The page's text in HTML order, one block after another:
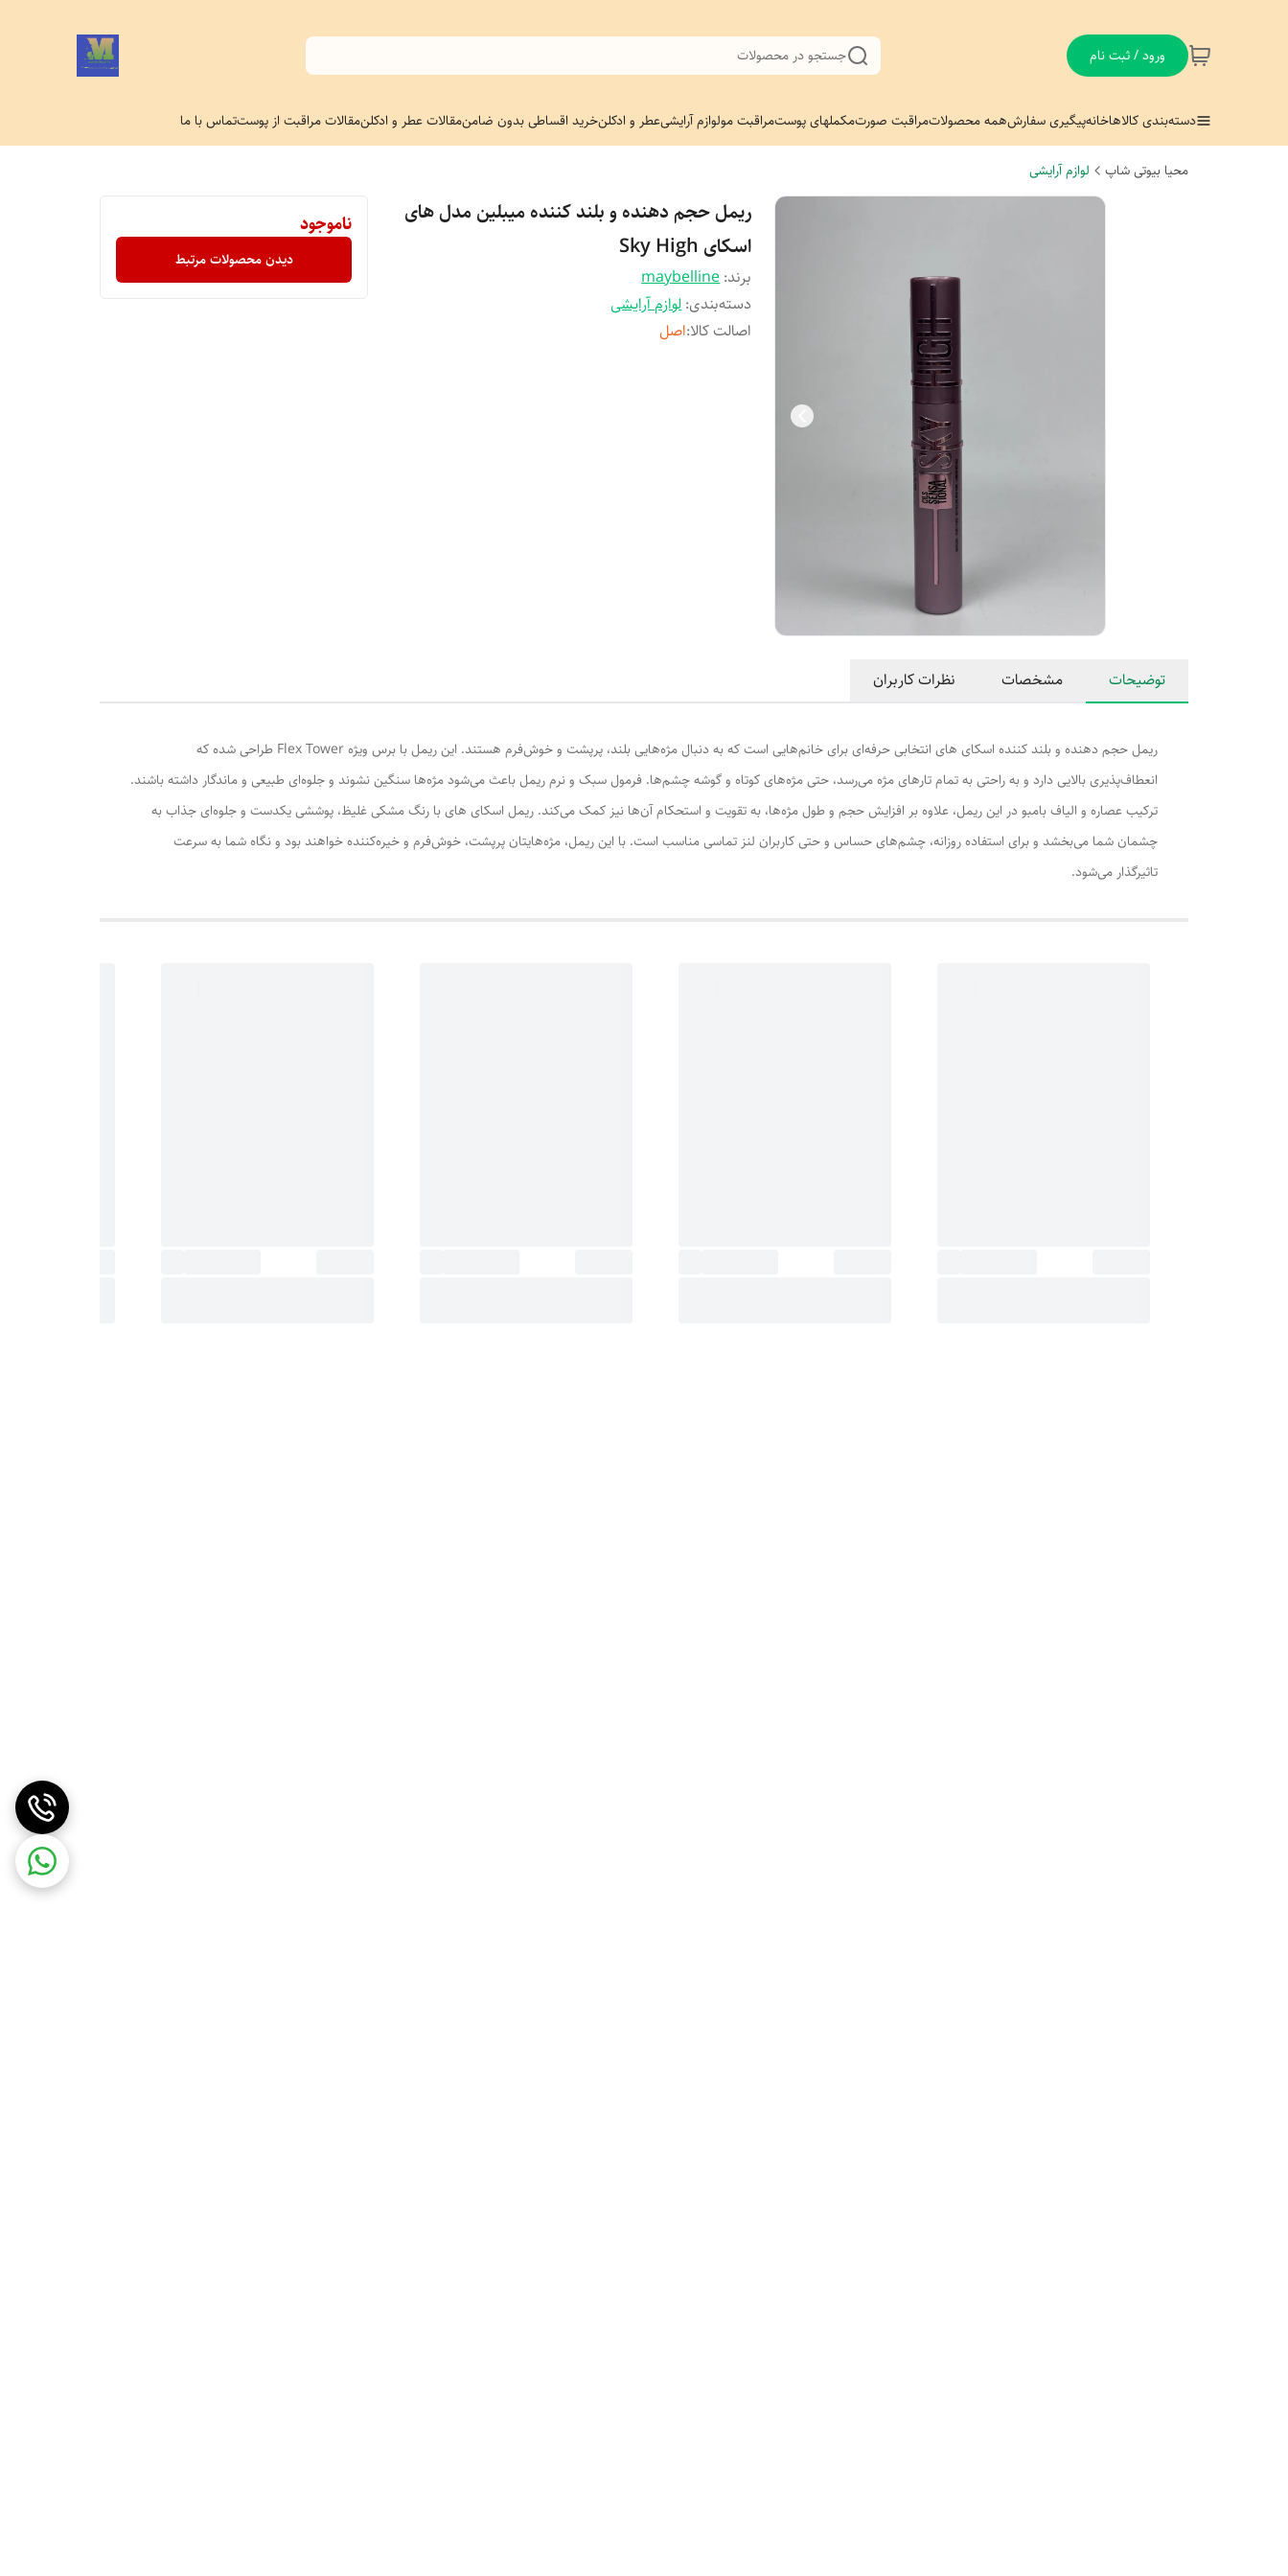
ورود / ثبت نام جستجو در محصولات
دسته‌بندی کالاهاخانهپیگیری سفارشهمه محصولاتمراقبت صورتمکملهای پوستمراقبت مولوازم آرایشیعطر و ادکلنخرید اقساطی بدون ضامنمقالات عطر و ادکلنمقالات مراقبت از پوستتماس با ما
محیا بیوتی شاپ لوازم آرایشی
ریمل حجم دهنده و بلند کننده میبلین مدل های
اسکای Sky High
برند:maybelline
دسته‌بندی:لوازم آرایشی
اصالت کالا:اصل
ناموجود
دیدن محصولات مرتبط
توضیحات مشخصات نظرات کاربران
ریمل حجم دهنده و بلند کننده اسکای های انتخابی حرفه‌ای برای خانم‌هایی است که به دنبال مژه‌هایی بلند، پرپشت و خوش‌فرم هستند. این ریمل با برس ویژه Flex Tower طراحی شده که
انعطاف‌پذیری بالایی دارد و به راحتی به تمام تارهای مژه می‌رسد، حتی مژه‌های کوتاه و گوشه چشم‌ها. فرمول سبک و نرم ریمل باعث می‌شود مژه‌ها سنگین نشوند و جلوه‌ای طبیعی و ماندگار داشته باشند.
ترکیب عصاره و الیاف بامبو در این ریمل، علاوه بر افزایش حجم و طول مژه‌ها، به تقویت و استحکام آن‌ها نیز کمک می‌کند. ریمل اسکای های با رنگ مشکی غلیظ، پوششی یکدست و جلوه‌ای جذاب به
چشمان شما می‌بخشد و برای استفاده روزانه، چشم‌های حساس و حتی کاربران لنز تماسی مناسب است. با این ریمل، مژه‌هایتان پرپشت، خوش‌فرم و خیره‌کننده خواهند بود و نگاه شما به سرعت
تاثیرگذار می‌شود.